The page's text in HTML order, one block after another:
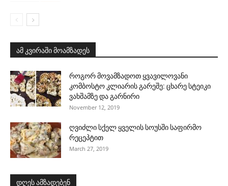
ამ კვირაში მოამზადეს
როგორ მოვამზადოთ ყვავილოვანი
კომბოსტო კლიარის გარეშე: ცხარე სტეიკი
ვახშამზე და გარნირი
November 12, 2019
ღვიძლი სქელ ყველის სოუსში საფირმო
რეცეპტით
March 27, 2019
დღეს ამზადებენ